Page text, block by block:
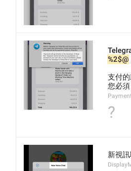
%2$@
支付
您必
?
新視